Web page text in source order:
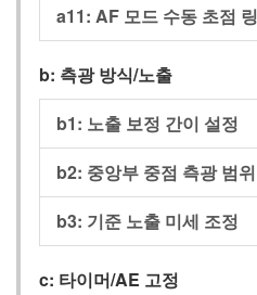
a11: AF 모드 수동 초점 링
b: 측광 방식/노출
b1: 노출 보정 간이 설정
b2: 중앙부 중점 측광 범위
b3: 기준 노출 미세 조정
c: 타이머/AE 고정